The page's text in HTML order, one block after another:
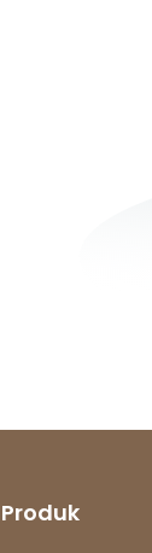
Produk